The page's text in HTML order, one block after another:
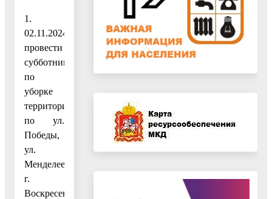
1.
02.11.2024
провести
субботник
по
уборке
территории
по ул.
Победы,
ул.
Менделеева,
г.
Воскресенск,